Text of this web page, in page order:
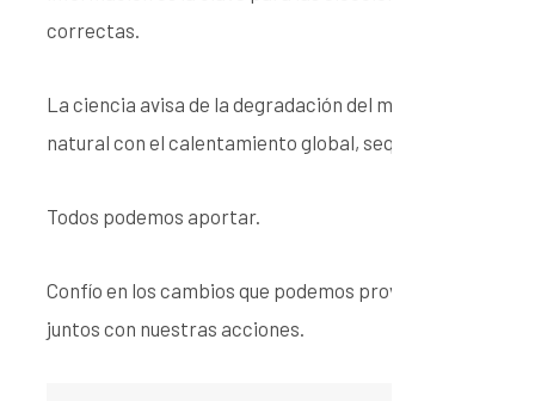
correctas.
La ciencia avisa de la degradación del medio
natural con el calentamiento global, sequías….
Todos podemos aportar.
Confío en los cambios que podemos provocar
juntos con nuestras acciones.